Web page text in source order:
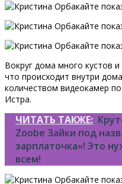
Вокруг дома много кустов
что происходит внутри
количеством видеокамер
Истра.
ЧИТАТЬ ТАКЖЕ:
Zoobe Зайки под
зарплаточка»! Это
всем!